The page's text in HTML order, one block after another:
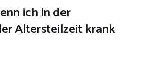
ich in der
Altersteilzeit krank